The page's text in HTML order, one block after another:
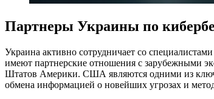
Партнеры Украины по
Украина активно сотрудничает со
имеют партнерские отношения с зарубежными
Штатов Америки. США являются одними из
обмена информацией о новейших угрозах и